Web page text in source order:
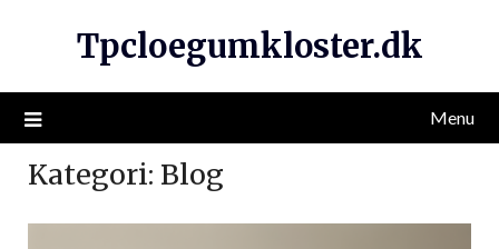
Tpcloegumkloster.dk
Menu
Kategori: Blog